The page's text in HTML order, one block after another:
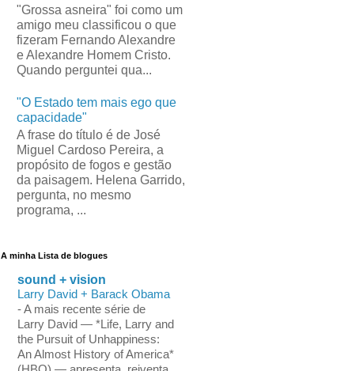
"Grossa asneira" foi como um
amigo meu classificou o que
fizeram Fernando Alexandre
e Alexandre Homem Cristo.
Quando perguntei qua...
"O Estado tem mais ego que
capacidade"
A frase do título é de José
Miguel Cardoso Pereira, a
propósito de fogos e gestão
da paisagem. Helena Garrido,
pergunta, no mesmo
programa, ...
A minha Lista de blogues
sound + vision
Larry David + Barack Obama
-A mais recente série de
Larry David — *Life, Larry and
the Pursuit of Unhappiness:
An Almost History of America*